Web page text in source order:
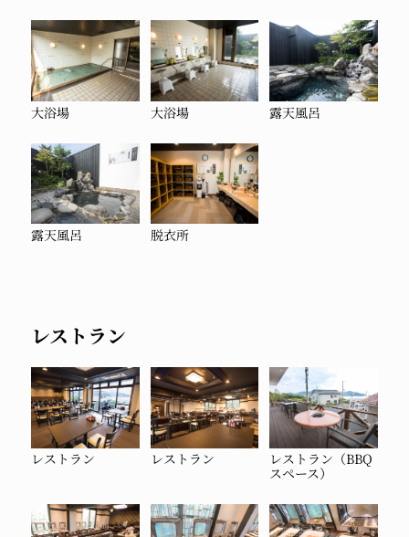
大浴場 大浴場 露天風呂
露天風呂 脱衣所
レストラン
レストラン レストラン
レストラン（BBQ
スペース）